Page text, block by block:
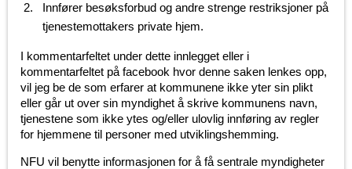
Innfører besøksforbud og andre strenge restriksjoner på
tjenestemottakers private hjem.
I kommentarfeltet under dette innlegget eller i
kommentarfeltet på facebook hvor denne saken lenkes opp,
vil jeg be de som erfarer at kommunene ikke yter sin plikt
eller går ut over sin myndighet å skrive kommunens navn,
tjenestene som ikke ytes og/eller ulovlig innføring av regler
for hjemmene til personer med utviklingshemming.
NFU vil benytte informasjonen for å få sentrale myndigheter